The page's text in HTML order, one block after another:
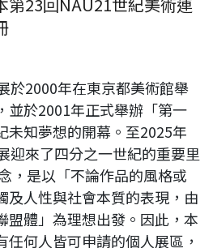
於2000年在東京都美術館舉
並於2001年正式舉辦「第一
未知夢想的開幕。至2025年
迎來了四分之一世紀的重要里
，是以「不論作品的風格或
及人性與社會本質的表現，由
盟體」為理想出發。因此，本
何人皆可申請的個人展區，